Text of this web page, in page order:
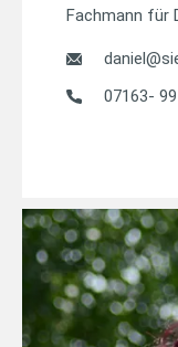
Fachmann für
07163-